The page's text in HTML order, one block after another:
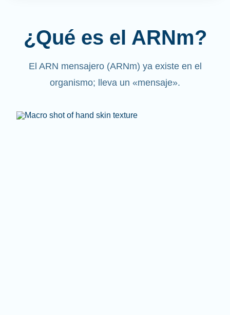
¿Qué es el ARNm?
El ARN mensajero (ARNm) ya existe en el
organismo; lleva un «mensaje».